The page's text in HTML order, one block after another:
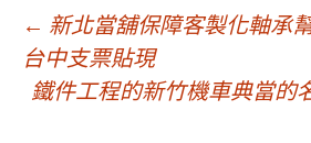
文
章
← 新北當舖保障客製化軸承
台中支票貼現
鐵件工程的新竹機車典當的